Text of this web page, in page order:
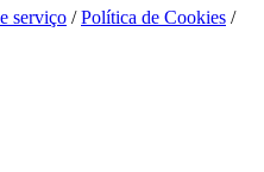
serviço /Política de Cookies /